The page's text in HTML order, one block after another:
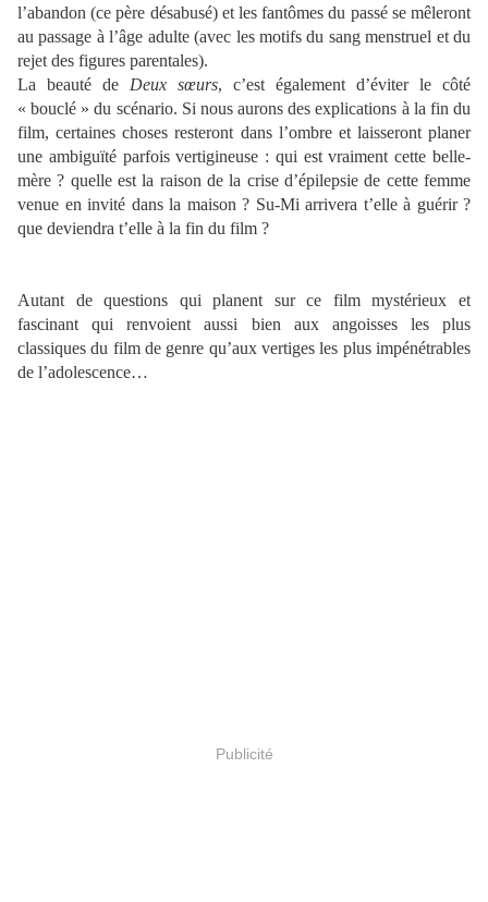
l’abandon (ce père désabusé) et les fantômes du passé se mêleront
au passage à l’âge adulte (avec les motifs du sang menstruel et du
rejet des figures parentales).
La beauté de Deux sœurs, c’est également d’éviter le côté
« bouclé » du scénario. Si nous aurons des explications à la fin du
film, certaines choses resteront dans l’ombre et laisseront planer
une ambiguïté parfois vertigineuse : qui est vraiment cette belle-
mère ? quelle est la raison de la crise d’épilepsie de cette femme
venue en invité dans la maison ? Su-Mi arrivera t’elle à guérir ?
que deviendra t’elle à la fin du film ?
Autant de questions qui planent sur ce film mystérieux et
fascinant qui renvoient aussi bien aux angoisses les plus
classiques du film de genre qu’aux vertiges les plus impénétrables
de l’adolescence…
Publicité